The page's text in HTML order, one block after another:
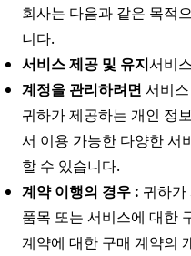
회사는 다음과 같은 목적
니다.
서비스 제공 및 유지서비
계정을 관리하려면 서비
귀하가 제공하는 개인 정
서 이용 가능한 다양한 서
할 수 있습니다.
계약 이행의 경우 : 귀하가
품목 또는 서비스에 대한
계약에 대한 구매 계약의